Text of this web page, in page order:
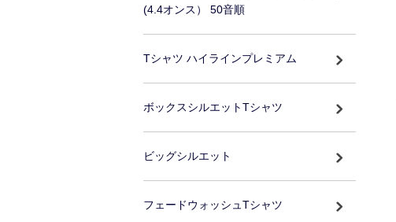
(4.4オンス） 50音順
Tシャツ ハイラインプレミアム
ボックスシルエットTシャツ
ビッグシルエット
フェードウォッシュTシャツ